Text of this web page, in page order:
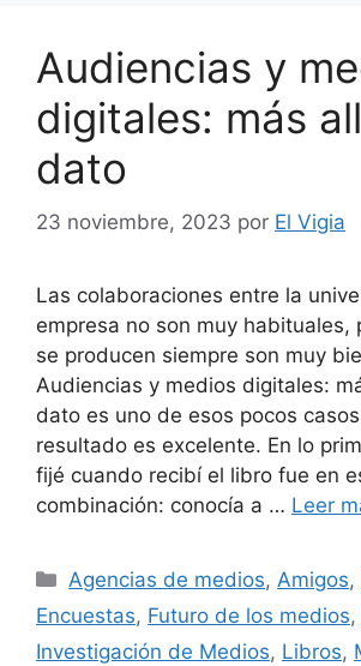
Audiencias y
digitales: más
dato
23 noviembre, 2023 por El Vigia
Las colaboraciones entre la
empresa no son muy habituales,
se producen siempre son muy
Audiencias y medios digitales:
dato es uno de esos pocos
resultado es excelente. En lo
fijé cuando recibí el libro fue en
combinación: conocía a … Leer
Categorías
Agencias de medios, Amigos,
Encuestas, Futuro de los medios,
Investigación de Medios, Libros,